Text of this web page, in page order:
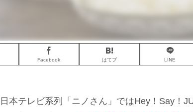
Facebook はてブ LINE
本テレビ系列「ニノさん」ではHey！Say！